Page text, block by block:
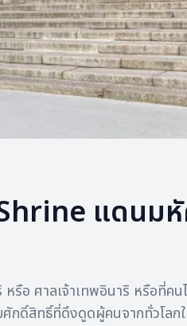
แดนมหั
รือ ศาลเจ้าเทพอินาริ หรือที่
ดิ์สิทธิ์ที่ดึงดูดผู้คนจากทั่วโลกใ